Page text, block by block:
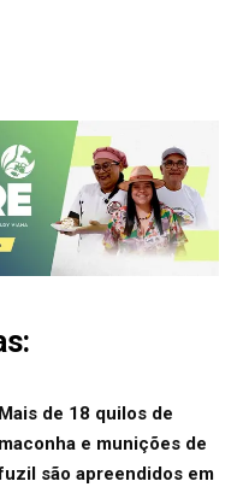
Mais de 18 quilos de
maconha e munições de
são apreendidos em